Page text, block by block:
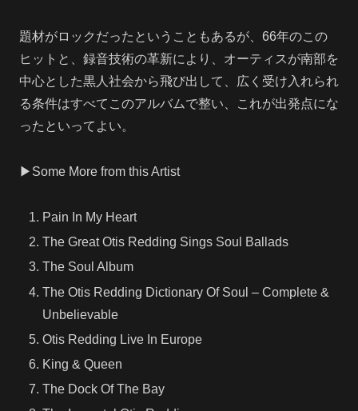
題材がロックだったということもあるが、66年のこの
ヒットと、録音技術の革新により、オーティスが南部を
中心とした黒人社会から飛び出して、広く受け入れられ
る条件はすべてこのアルバムで整い、これが出発点にな
ったといってよい。
▶Some More from this Artist
Pain In My Heart
The Great Otis Redding Sings Soul Ballads
The Soul Album
The Otis Redding Dictionary Of Soul – Complete &
Unbelievable
Otis Redding Live In Europe
King & Queen
The Dock Of The Bay